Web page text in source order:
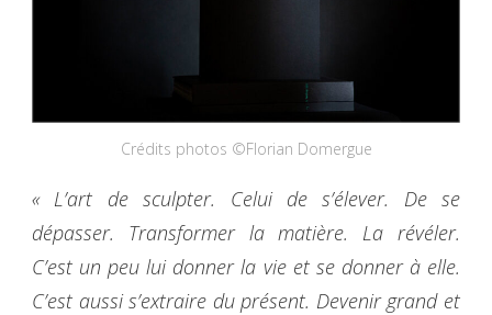
Crédits photos ©Florian Domergue
« L’art de sculpter. Celui de s’élever. De se
dépasser. Transformer la matière. La révéler.
C’est un peu lui donner la vie et se donner à elle.
C’est aussi s’extraire du présent. Devenir grand et